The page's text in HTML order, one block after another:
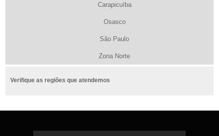
Carapicuíba
Osasco
São Paulo
Zona Norte
Verifique as regiões que atendemos